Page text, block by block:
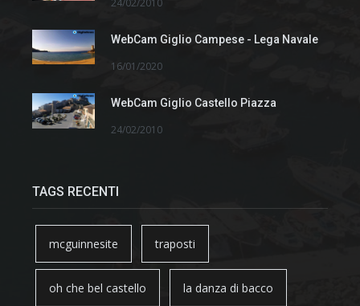
WebCam Giglio Campese - Lega Navale
16/01/2020
WebCam Giglio Castello Piazza
24/02/2010
TAGS RECENTI
mcguinnesite traposti
oh che bel castello la danza di bacco